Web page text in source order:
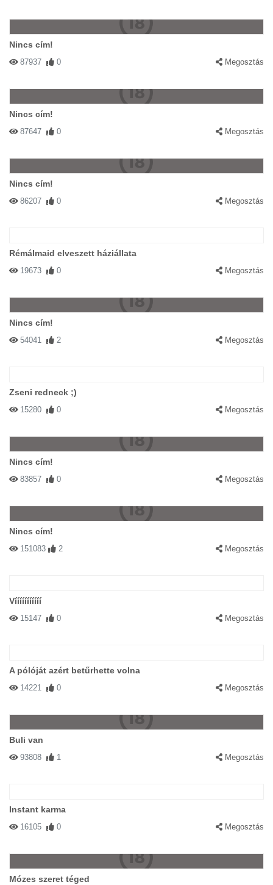
Nincs cím!
87937 0 Megosztás
Nincs cím!
87647 0 Megosztás
Nincs cím!
86207 0 Megosztás
Rémálmaid elveszett háziállata
19673 0 Megosztás
Nincs cím!
54041 2 Megosztás
Zseni redneck ;)
15280 0 Megosztás
Nincs cím!
83857 0 Megosztás
Nincs cím!
151083 2 Megosztás
Vííííííííííí
15147 0 Megosztás
A pólóját azért betűrhette volna
14221 0 Megosztás
Buli van
93808 1 Megosztás
Instant karma
16105 0 Megosztás
Mózes szeret téged